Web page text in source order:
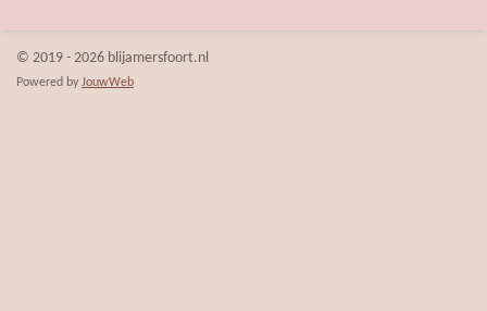
© 2019 - 2026 blijamersfoort.nl
Powered by JouwWeb